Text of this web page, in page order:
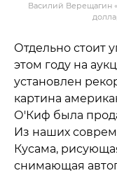
Василий Верещагин
Отдельно стоит
этом году на
установлен
картина
О'Киф была
Из наших
Кусама,
снимающая